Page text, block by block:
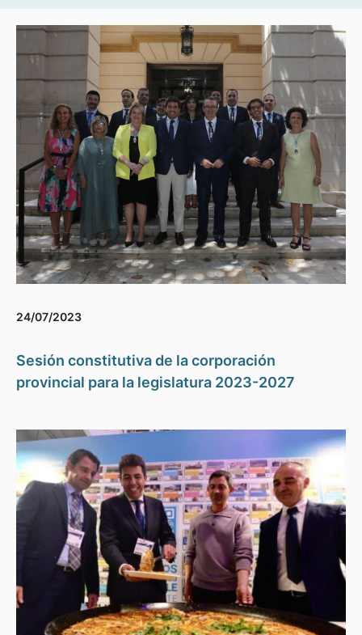
24/07/2023
Sesión constitutiva de la corporación
provincial para la legislatura 2023-2027